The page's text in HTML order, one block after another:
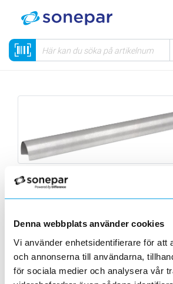
Denna webbplats använder cookies
Vi använder enhetsidentifierare för att
och annonserna till användarna,
för sociala medier och analysera vår
Pmflex - xShield 2.0
Robust kabelskydd som skyddar
miljöer!
Försedd med Centrummarkering som